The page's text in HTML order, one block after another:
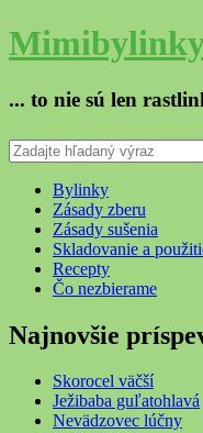
... to nie sú len
Bylinky
Zásady zberu
Zásady sušenia
Skladovanie a
Recepty
Čo nezbierame
Najnovšie
Skorocel väčší
Ježibaba guľatohlavá
Nevädzovec lúčny